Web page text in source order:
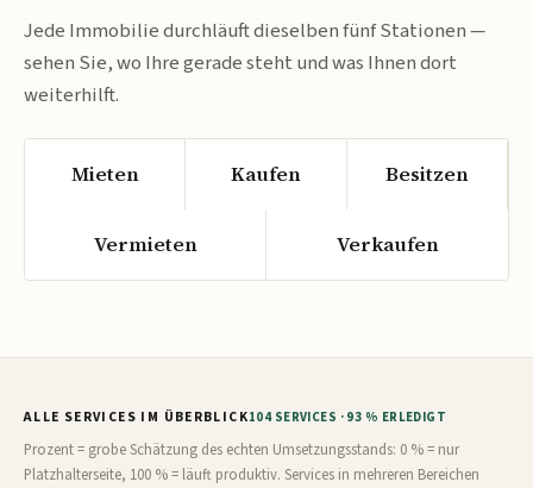
Jede Immobilie durchläuft dieselben fünf Stationen —
sehen Sie, wo Ihre gerade steht und was Ihnen dort
weiterhilft.
Mieten Kaufen Besitzen
Vermieten Verkaufen
ALLE SERVICES IM ÜBERBLICK104 SERVICES · 93 % ERLEDIGT
Prozent = grobe Schätzung des echten Umsetzungsstands: 0 % = nur
Platzhalterseite, 100 % = läuft produktiv. Services in mehreren Bereichen